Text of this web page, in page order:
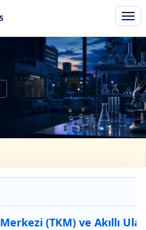
aç/
(TKM) ve Akıllı